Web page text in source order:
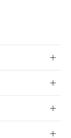
共同利
法人を
明書
する
ル類４
間は出
備考